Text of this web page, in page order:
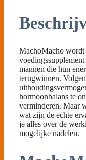
MachoMacho wordt
mannen die hun
terugwinnen.
hormoonbalans te
verminderen. Maar
wat zijn de echte
je alles over de
mogelijke nadelen.